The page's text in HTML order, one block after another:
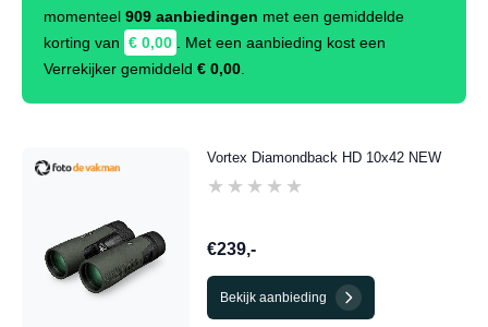
momenteel 909 aanbiedingen met een gemiddelde
korting van € 0,00
. Met een aanbieding kost een
Verrekijker gemiddeld € 0,00
Vortex Diamondback HD 10x42 NEW
★★★★★
★★★★★
€239,-
Bekijk aanbieding